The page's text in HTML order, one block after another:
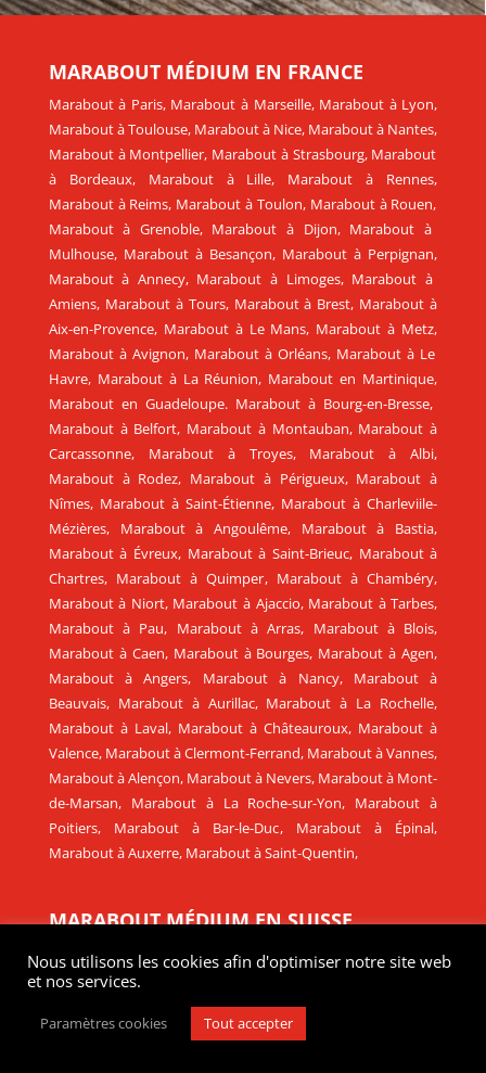
MARABOUT MÉDIUM EN FRANCE
Marabout à Paris, Marabout à Marseille,Marabout à Lyon,
Marabout à Toulouse,Marabout à Nice, Marabout à Nantes,
Marabout à Montpellier, Marabout à Strasbourg,Marabout
à Bordeaux,Marabout à Lille, Marabout à Rennes,
Marabout à Reims, Marabout à Toulon,Marabout à Rouen,
Marabout à Grenoble,Marabout à Dijon,Marabout à
Mulhouse,Marabout à Besançon, Marabout à Perpignan,
Marabout à Annecy,Marabout à Limoges,Marabout à
Amiens,Marabout à Tours,Marabout à Brest, Marabout à
Aix-en-Provence,Marabout à Le Mans, Marabout à Metz,
Marabout à Avignon,Marabout à Orléans, Marabout à Le
Havre,Marabout à La Réunion, Marabout en Martinique,
Marabout en Guadeloupe. Marabout à Bourg-en-Bresse,
Marabout à Belfort, Marabout à Montauban, Marabout à
Carcassonne, Marabout à Troyes, Marabout à Albi,
Marabout à Rodez, Marabout à Périgueux, Marabout à
Nîmes, Marabout à Saint-Étienne, Marabout à Charleviile-
Mézières, Marabout à Angoulême, Marabout à Bastia,
Marabout à Évreux, Marabout à Saint-Brieuc, Marabout à
Chartres, Marabout à Quimper, Marabout à Chambéry,
Marabout à Niort, Marabout à Ajaccio, Marabout à Tarbes,
Marabout à Pau, Marabout à Arras, Marabout à Blois,
Marabout à Caen, Marabout à Bourges, Marabout à Agen,
Marabout à Angers, Marabout à Nancy, Marabout à
Beauvais, Marabout à Aurillac, Marabout à La Rochelle,
Marabout à Laval, Marabout à Châteauroux, Marabout à
Valence, Marabout à Clermont-Ferrand, Marabout à Vannes,
Marabout à Alençon, Marabout à Nevers, Marabout à Mont-
de-Marsan, Marabout à La Roche-sur-Yon, Marabout à
Poitiers, Marabout à Bar-le-Duc, Marabout à Épinal,
Marabout à Auxerre, Marabout à Saint-Quentin,
MARABOUT MÉDIUM EN SUISSE
Marabout en Suisse ,Marabout à Genève
Marabout à
Lausanne,Marabout à Delémont Marabout à Neuchâtel
Marabout à Fribourg,
Marabout à Berne, Marabout à Bâle.
Nous utilisons les cookies afin d'optimiser notre site web
et nos services.
Paramètres cookies Tout accepter